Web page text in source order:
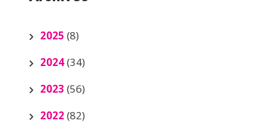
2025 (8)
2024(34)
2023 (56)
2022 (82)